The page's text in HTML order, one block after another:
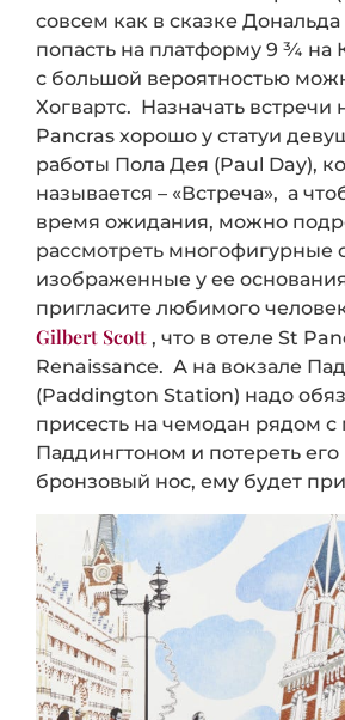
совсем как в сказке Дональда
попасть на платформу 9 ¾ на
с большой вероятностью
Хогвартс. Назначать встречи
Pancras хорошо у статуи
работы Пола Дея (Paul Day),
называется – «Встреча», а
время ожидания, можно
рассмотреть многофигурные
изображенные у ее
пригласите любимого
Gilbert Scott , что в отеле St
Renaissance. А на вокзале
(Paddington Station) надо
присесть на чемодан рядом
Паддингтоном и потереть
бронзовый нос, ему будет